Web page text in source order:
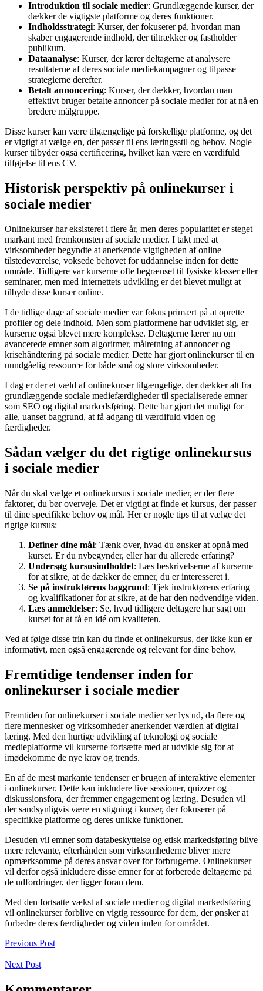
Introduktion til sociale medier: Grundlæggende kurser, der
dækker de vigtigste platforme og deres funktioner.
Indholdsstrategi: Kurser, der fokuserer på, hvordan man
skaber engagerende indhold, der tiltrækker og fastholder
publikum.
Dataanalyse: Kurser, der lærer deltagerne at analysere
resultaterne af deres sociale mediekampagner og tilpasse
strategierne derefter.
Betalt annoncering: Kurser, der dækker, hvordan man
effektivt bruger betalte annoncer på sociale medier for at nå en
bredere målgruppe.
Disse kurser kan være tilgængelige på forskellige platforme, og det
er vigtigt at vælge en, der passer til ens læringsstil og behov. Nogle
kurser tilbyder også certificering, hvilket kan være en værdifuld
tilføjelse til ens CV.
Historisk perspektiv på onlinekurser i
sociale medier
Onlinekurser har eksisteret i flere år, men deres popularitet er steget
markant med fremkomsten af sociale medier. I takt med at
virksomheder begyndte at anerkende vigtigheden af online
tilstedeværelse, voksede behovet for uddannelse inden for dette
område. Tidligere var kurserne ofte begrænset til fysiske klasser eller
seminarer, men med internettets udvikling er det blevet muligt at
tilbyde disse kurser online.
I de tidlige dage af sociale medier var fokus primært på at oprette
profiler og dele indhold. Men som platformene har udviklet sig, er
kurserne også blevet mere komplekse. Deltagerne lærer nu om
avancerede emner som algoritmer, målretning af annoncer og
krisehåndtering på sociale medier. Dette har gjort onlinekurser til en
uundgåelig ressource for både små og store virksomheder.
I dag er der et væld af onlinekurser tilgængelige, der dækker alt fra
grundlæggende sociale mediefærdigheder til specialiserede emner
som SEO og digital markedsføring. Dette har gjort det muligt for
alle, uanset baggrund, at få adgang til værdifuld viden og
færdigheder.
Sådan vælger du det rigtige onlinekursus
i sociale medier
Når du skal vælge et onlinekursus i sociale medier, er der flere
faktorer, du bør overveje. Det er vigtigt at finde et kursus, der passer
til dine specifikke behov og mål. Her er nogle tips til at vælge det
rigtige kursus:
Definer dine mål: Tænk over, hvad du ønsker at opnå med
kurset. Er du nybegynder, eller har du allerede erfaring?
Undersøg kursusindholdet: Læs beskrivelserne af kurserne
for at sikre, at de dækker de emner, du er interesseret i.
Se på instruktørens baggrund: Tjek instruktørens erfaring
og kvalifikationer for at sikre, at de har den nødvendige viden.
Læs anmeldelser: Se, hvad tidligere deltagere har sagt om
kurset for at få en idé om kvaliteten.
Ved at følge disse trin kan du finde et onlinekursus, der ikke kun er
informativt, men også engagerende og relevant for dine behov.
Fremtidige tendenser inden for
onlinekurser i sociale medier
Fremtiden for onlinekurser i sociale medier ser lys ud, da flere og
flere mennesker og virksomheder anerkender værdien af digital
læring. Med den hurtige udvikling af teknologi og sociale
medieplatforme vil kurserne fortsætte med at udvikle sig for at
imødekomme de nye krav og trends.
En af de mest markante tendenser er brugen af interaktive elementer
i onlinekurser. Dette kan inkludere live sessioner, quizzer og
diskussionsfora, der fremmer engagement og læring. Desuden vil
der sandsynligvis være en stigning i kurser, der fokuserer på
specifikke platforme og deres unikke funktioner.
Desuden vil emner som databeskyttelse og etisk markedsføring blive
mere relevante, efterhånden som virksomhederne bliver mere
opmærksomme på deres ansvar over for forbrugerne. Onlinekurser
vil derfor også inkludere disse emner for at forberede deltagerne på
de udfordringer, der ligger foran dem.
Med den fortsatte vækst af sociale medier og digital markedsføring
vil onlinekurser forblive en vigtig ressource for dem, der ønsker at
forbedre deres færdigheder og viden inden for området.
Previous Post
Next Post